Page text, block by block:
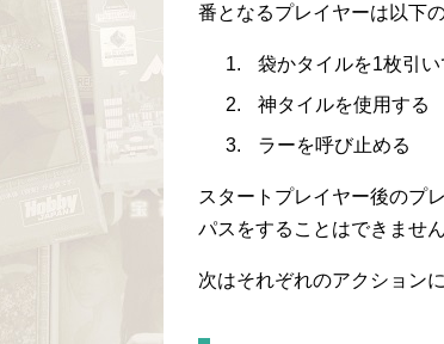
番となるプレイヤーは以下
袋かタイルを1枚引
神タイルを使用する
ラーを呼び止める
スタートプレイヤー後のプ
パスをすることはできません
次はそれぞれのアクション